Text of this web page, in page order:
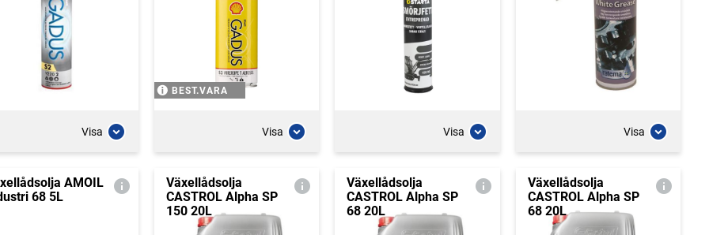
Visa
BEST.VARA
Visa Visa Visa
AMOIL
68 5L
Växellådsolja
CASTROL Alpha SP
150 20L
Växellådsolja
CASTROL Alpha SP
68 20L
Växellådsolja
CASTROL Alpha SP
68 20L